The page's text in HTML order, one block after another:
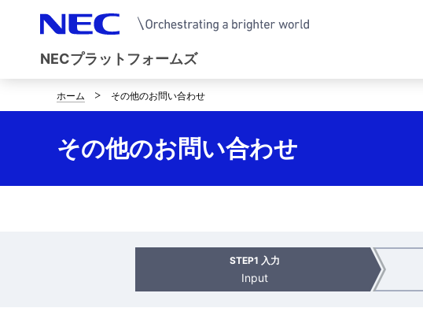
NECプラットフォームズ
サ
イ
ト
ホーム その他のお問い合わせ
その他のお問い合わせ
STEP1 入力
Input